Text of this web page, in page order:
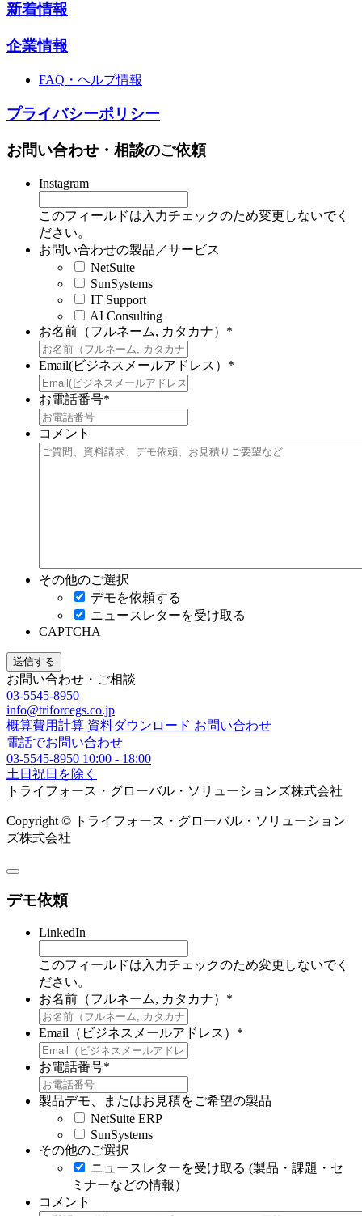
新着情報
企業情報
FAQ・ヘルプ情報
プライバシーポリシー
お問い合わせ・相談のご依頼
Instagram
このフィールドは入力チェックのため変更しないでく
ださい。
お問い合わせの製品／サービス
NetSuite
SunSystems
IT Support
AI Consulting
お名前（フルネーム, カタカナ） *
Email(ビジネスメールアドレス） *
お電話番号*
コメント
その他のご選択
デモを依頼する
ニュースレターを受け取る
CAPTCHA
お問い合わせ・ご相談
03-5545-8950
info@triforcegs.co.jp
概算費用計算 資料ダウンロード お問い合わせ
電話でお問い合わせ
03-5545-8950 10:00 - 18:00
土日祝日を除く
トライフォース・グローバル・ソリューションズ株式会社
Copyright © トライフォース・グローバル・ソリューション
ズ株式会社
デモ依頼
LinkedIn
このフィールドは入力チェックのため変更しないでく
ださい。
お名前（フルネーム, カタカナ） *
Email（ビジネスメールアドレス） *
お電話番号*
製品デモ、またはお見積をご希望の製品
NetSuite ERP
SunSystems
その他のご選択
ニュースレターを受け取る (製品・課題・セ
ミナーなどの情報）
コメント